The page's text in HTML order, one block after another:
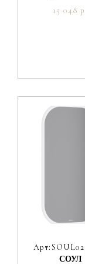
15 048
СОУЛ